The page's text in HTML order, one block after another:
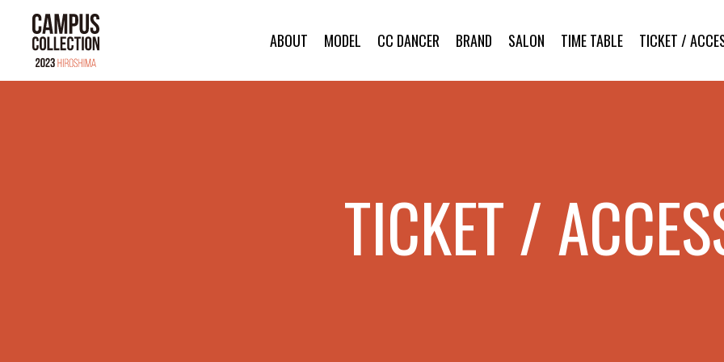
ABOUT MODEL CC DANCER BRAND SALON TIME TABLE TICKET /
ABOUT
TICKET /